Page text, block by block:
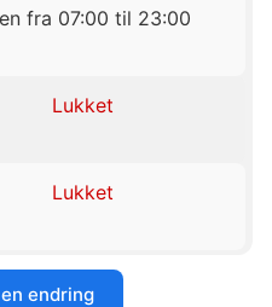
fra 07:00 til 23:00
Lukket
Lukket
endring